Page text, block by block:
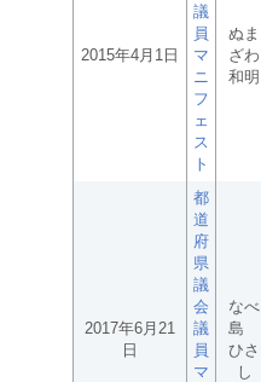
2015年4月1日
議
員
マ
ニ
フ
ェ
ス
ト
ぬま
ざわ
和明
2017年6月21
日
都
道
府
県
議
会
議
員
マ
なべ
島
ひさ
し